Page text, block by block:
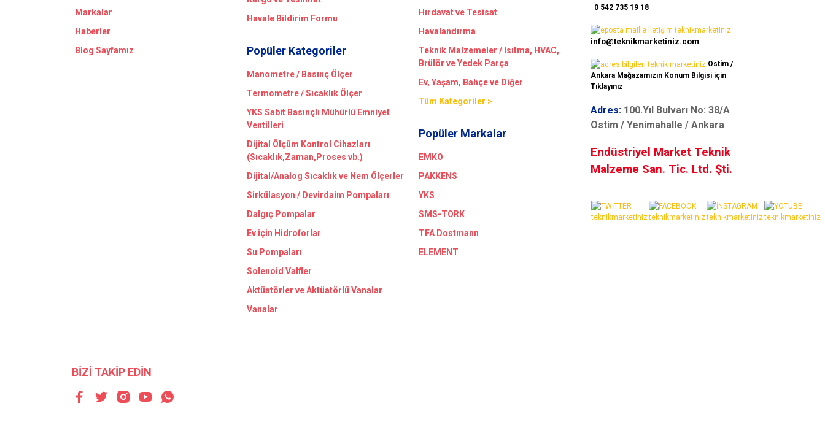
Markalar
Haberler
Blog Sayfamız
Havale Bildirim Formu
Popüler Kategoriler
Manometre / Basınç Ölçer
Termometre / Sıcaklık Ölçer
YKS Sabit Basınçlı Mühürlü Emniyet
Ventilleri
Dijital Ölçüm Kontrol Cihazları
(Sıcaklık,Zaman,Proses vb.)
Dijital/Analog Sıcaklık ve Nem Ölçerler
Sirkülasyon / Devirdaim Pompaları
Dalgıç Pompalar
Ev için Hidroforlar
Su Pompaları
Solenoid Valfler
Aktüatörler ve Aktüatörlü Vanalar
Vanalar
Hırdavat ve Tesisat
Havalandırma
Teknik Malzemeler / Isıtma, HVAC,
Brülör ve Yedek Parça
Ev, Yaşam, Bahçe ve Diğer
Tüm Kategoriler >
Popüler Markalar
EMKO
PAKKENS
YKS
SMS-TORK
TFA Dostmann
ELEMENT
0 542 735 19 18
info@teknikmarketiniz.com
Ostim /
Ankara Mağazamızın Konum Bilgisi için
Tıklayınız
Adres: 100.Yıl Bulvarı No: 38/A
Ostim / Yenimahalle / Ankara
Endüstriyel Market Teknik
Malzeme San. Tic. Ltd. Şti.
BİZİ TAKİP EDİN